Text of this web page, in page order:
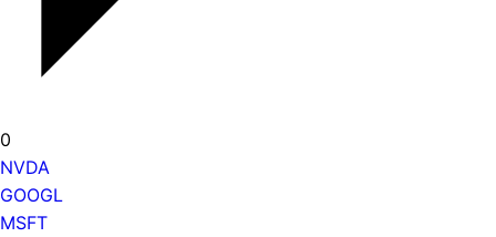
0
NVDA
GOOGL
MSFT